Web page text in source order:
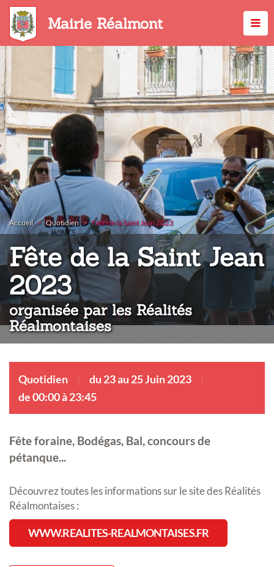
Aller
contenu
principal
Mairie Réalmont
Accueil Quotidien Fête de la Saint Jean 2023
Fête de la Saint Jean
2023:
organisée par les Réalités
Réalmontaises
Quotidien
du 23 au 25 Juin 2023
de 00:00 à 23:45
Fête foraine, Bodégas, Bal, concours de
pétanque...
Découvrez toutes les informations sur le site des Réalités
Réalmontaises :
WWW.REALITES-REALMONTAISES.FR